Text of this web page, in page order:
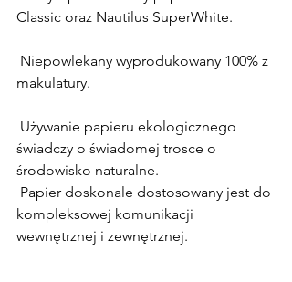
Classic oraz Nautilus SuperWhite.
makulatury.
świadczy o świadomej trosce o
środowisko naturalne.
kompleksowej komunikacji
wewnętrznej i zewnętrznej.